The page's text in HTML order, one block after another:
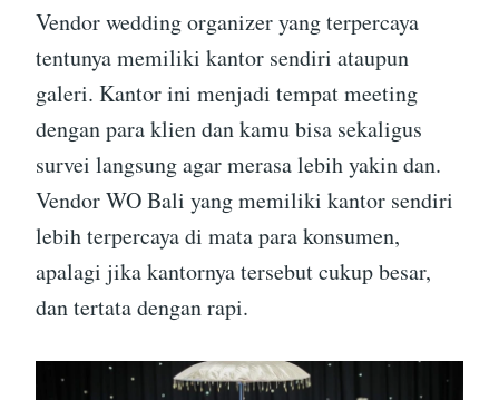
Vendor wedding organizer yang terpercaya
tentunya memiliki kantor sendiri ataupun
galeri. Kantor ini menjadi tempat meeting
dengan para klien dan kamu bisa sekaligus
survei langsung agar merasa lebih yakin dan.
Vendor WO Bali yang memiliki kantor sendiri
lebih terpercaya di mata para konsumen,
apalagi jika kantornya tersebut cukup besar,
dan tertata dengan rapi.